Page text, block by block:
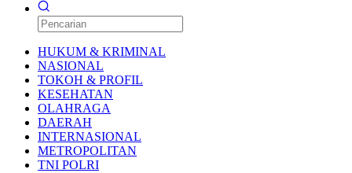
HUKUM & KRIMINAL
NASIONAL
TOKOH & PROFIL
KESEHATAN
OLAHRAGA
DAERAH
INTERNASIONAL
METROPOLITAN
TNI POLRI